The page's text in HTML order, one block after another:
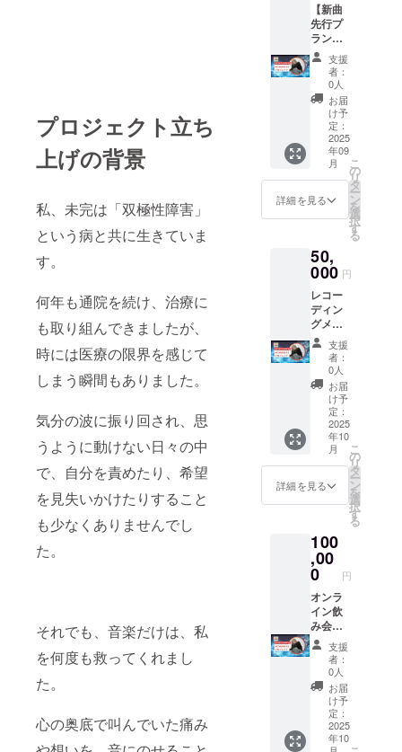
プロジェクト立ち
上げの背景
私、未完は「双極性障害」
という病と共に生きていま
す。
何年も通院を続け、治療に
も取り組んできましたが、
時には医療の限界を感じて
しまう瞬間もありました。
気分の波に振り回され、思
うように動けない日々の中
で、自分を責めたり、希望
を見失いかけたりすること
も少なくありませんでし
た。
それでも、音楽だけは、私
を何度も救ってくれまし
た。
心の奥底で叫んでいた痛み
【新曲
先行プ
ラン】
●感謝の
気持ち
を込め
て、お
礼の
メッ
セージ
をお送
りしま
す。 ●
新曲の
デモ音
届けま
す
支援
者：
0人
お届
け予
定：
2025
年09
月
詳細を見る
こ
の
リ
タ
ー
ン
を
選
択
す
る
50,
000 円
レコー
ディン
グメイ
キング
プラン
レコー
ディン
グメイ
キング
映像 MV
メイキ
ング映
像 10分
間のメ
イキン
りしま
す。
支援
者：
0人
お届
け予
定：
2025
年10
月
詳細を見る
こ
の
リ
タ
ー
ン
を
選
択
す
る
100
,00
0 円
オンラ
イン飲
み会プ
ラン 私
たち
HOSHI
NEKO
とオン
ライン
での30
分の飲
支援
者：
0人
お届
け予
定：
2025
年10